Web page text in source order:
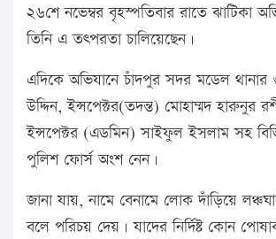
২৬শে নভেম্বর বৃহস্পতিবার রাতে ঝাটিকা
তিনি এ তৎপরতা চালিয়েছেন।
এদিকে অভিযানে চাঁদপুর সদর মডেল থানার
উদ্দিন, ইন্সপেক্টর(তদন্ত) মোহাম্মদ হারুনুর
ইন্সপেক্টর (এডমিন) সাইফুল ইসলাম সহ
পুলিশ ফোর্স অংশ নেন।
জানা যায়, নামে বেনামে লোক দাঁড়িয়ে
বলে পরিচয় দেয়। যাদের নির্দিষ্ট কোন